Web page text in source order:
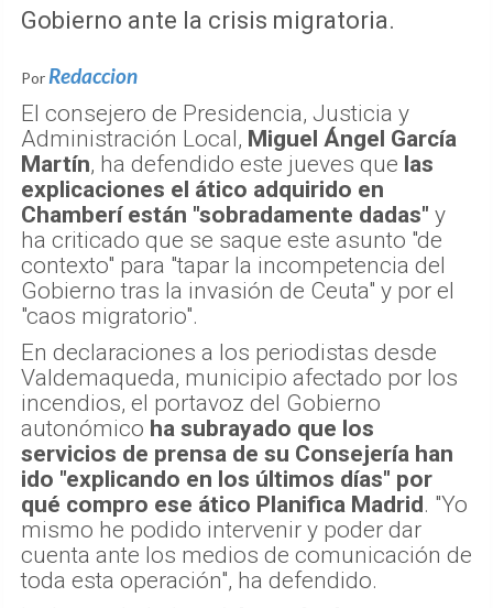
Gobierno ante la crisis migratoria.
Por Redaccion
El consejero de Presidencia, Justicia y
Administración Local, Miguel Ángel García
Martín, ha defendido este jueves que las
explicaciones el ático adquirido en
Chamberí están "sobradamente dadas" y
ha criticado que se saque este asunto "de
contexto" para "tapar la incompetencia del
Gobierno tras la invasión de Ceuta" y por el
"caos migratorio".
En declaraciones a los periodistas desde
Valdemaqueda, municipio afectado por los
incendios, el portavoz del Gobierno
autonómico ha subrayado que los
servicios de prensa de su Consejería han
ido "explicando en los últimos días" por
qué compro ese ático Planifica Madrid. "Yo
mismo he podido intervenir y poder dar
cuenta ante los medios de comunicación de
toda esta operación", ha defendido.